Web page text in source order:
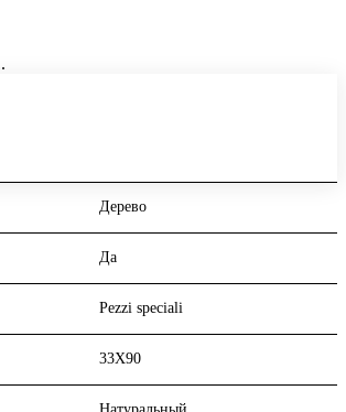
Дерево
Да
Pezzi speciali
33X90